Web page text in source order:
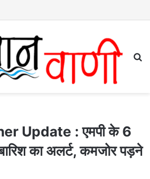
Update : एमपी के 6
का अलर्ट, कमजोर पड़ने